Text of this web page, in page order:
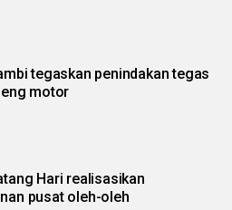
tegaskan penindakan tegas
motor
Hari realisasikan
pusat oleh-oleh